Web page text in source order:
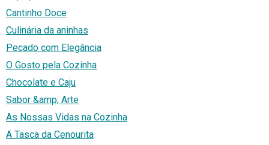
Cantinho Doce
Culinária da aninhas
Pecado com Elegância
O Gosto pela Cozinha
Chocolate e Caju
Sabor &amp; Arte
As Nossas Vidas na Cozinha
A Tasca da Cenourita